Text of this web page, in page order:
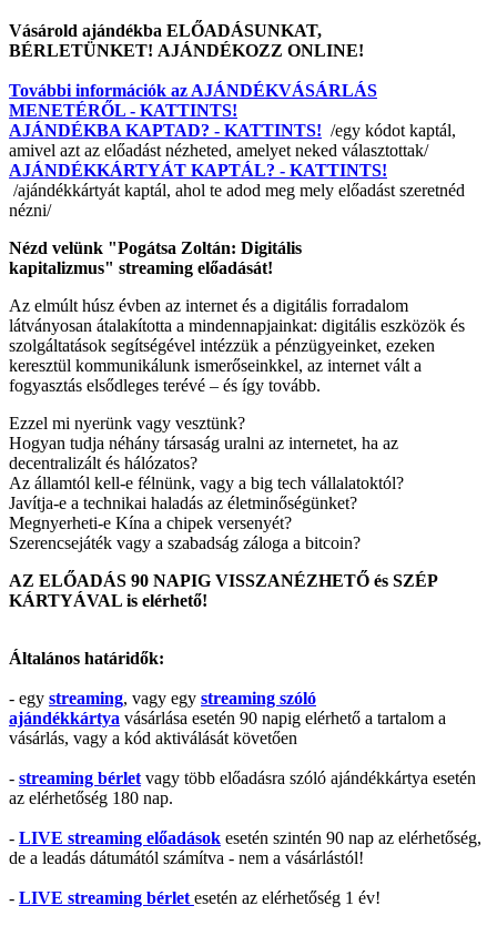
Vásárold ajándékba ELŐADÁSUNKAT,
BÉRLETÜNKET! AJÁNDÉKOZZ ONLINE!
További információk az AJÁNDÉKVÁSÁRLÁS
MENETÉRŐL - KATTINTS!
AJÁNDÉKBA KAPTAD? - KATTINTS! /egy kódot kaptál,
amivel azt az előadást nézheted, amelyet neked választottak/
AJÁNDÉKKÁRTYÁT KAPTÁL? - KATTINTS!
/ajándékkártyát kaptál, ahol te adod meg mely előadást szeretnéd
nézni/
Nézd velünk "Pogátsa Zoltán: Digitális
kapitalizmus" streaming előadását!
Az elmúlt húsz évben az internet és a digitális forradalom
látványosan átalakította a mindennapjainkat: digitális eszközök és
szolgáltatások segítségével intézzük a pénzügyeinket, ezeken
keresztül kommunikálunk ismerőseinkkel, az internet vált a
fogyasztás elsődleges terévé – és így tovább.
Ezzel mi nyerünk vagy vesztünk?
Hogyan tudja néhány társaság uralni az internetet, ha az
decentralizált és hálózatos?
Az államtól kell-e félnünk, vagy a big tech vállalatoktól?
Javítja-e a technikai haladás az életminőségünket?
Megnyerheti-e Kína a chipek versenyét?
Szerencsejáték vagy a szabadság záloga a bitcoin?
AZ ELŐADÁS 90 NAPIG VISSZANÉZHETŐ és SZÉP
KÁRTYÁVAL is elérhető!
Általános határidők:
- egy streaming, vagy egy streaming szóló
ajándékkártya vásárlása esetén 90 napig elérhető a tartalom a
vásárlás, vagy a kód aktiválását követően
- streaming bérlet vagy több előadásra szóló ajándékkártya esetén
az elérhetőség 180 nap.
- LIVE streaming előadások esetén szintén 90 nap az elérhetőség,
de a leadás dátumától számítva - nem a vásárlástól!
- LIVE streaming bérlet esetén az elérhetőség 1 év!